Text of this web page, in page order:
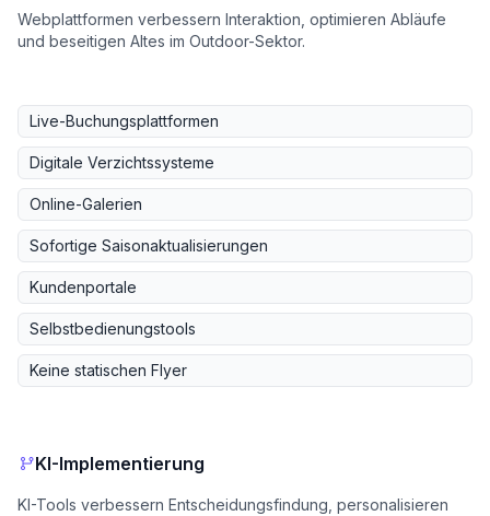
Webplattformen verbessern Interaktion, optimieren Abläufe
und beseitigen Altes im Outdoor-Sektor.
Live-Buchungsplattformen
Digitale Verzichtssysteme
Online-Galerien
Sofortige Saisonaktualisierungen
Kundenportale
Selbstbedienungstools
Keine statischen Flyer
KI-Implementierung
KI-Tools verbessern Entscheidungsfindung, personalisieren